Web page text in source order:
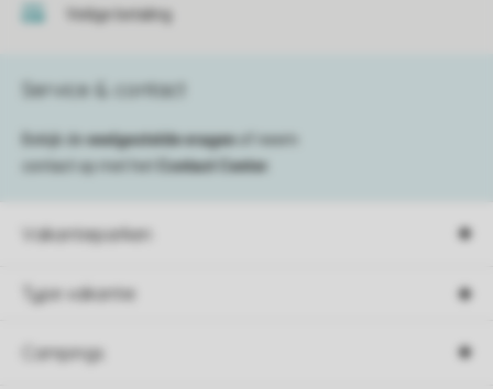
Veilige betaling
Vakantieparken
Type vakantie
Campings
Service & contact
Bekijk de veelgestelde vragen
of neem
contact op met het
Contact Center